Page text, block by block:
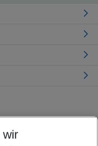
Wünschen
wir